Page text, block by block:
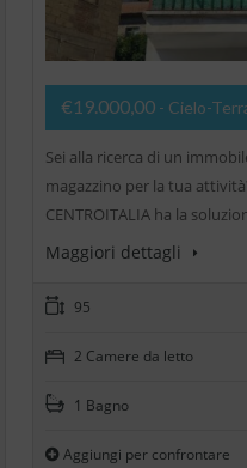
€19.000,00 - Cielo-
Sei alla ricerca di un
magazzino per la tua
CENTROITALIA ha la
Maggiori dettagli
95
2 Camere da letto
1 Bagno
Aggiungi per confrontare